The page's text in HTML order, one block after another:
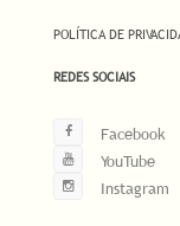
POLÍTICA DE
REDES SOCIAIS
Facebook
YouTube
Instagram